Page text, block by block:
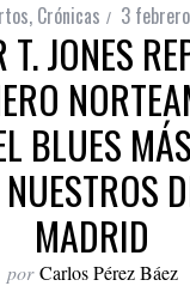
, Crónicas 3
T. JONES
BLUES
MADRID
por Carlos Pérez Báez